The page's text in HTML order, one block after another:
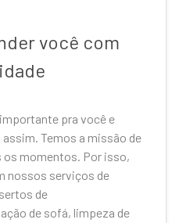
você com
pra você e
Temos a missão de
os momentos. Por isso,
nossos serviços de
de
de sofá, limpeza de